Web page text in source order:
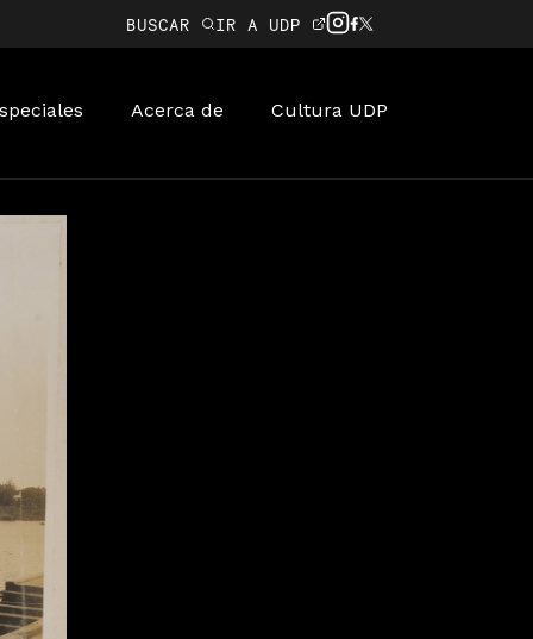
BUSCAR IR A UDP
Acerca de Cultura UDP